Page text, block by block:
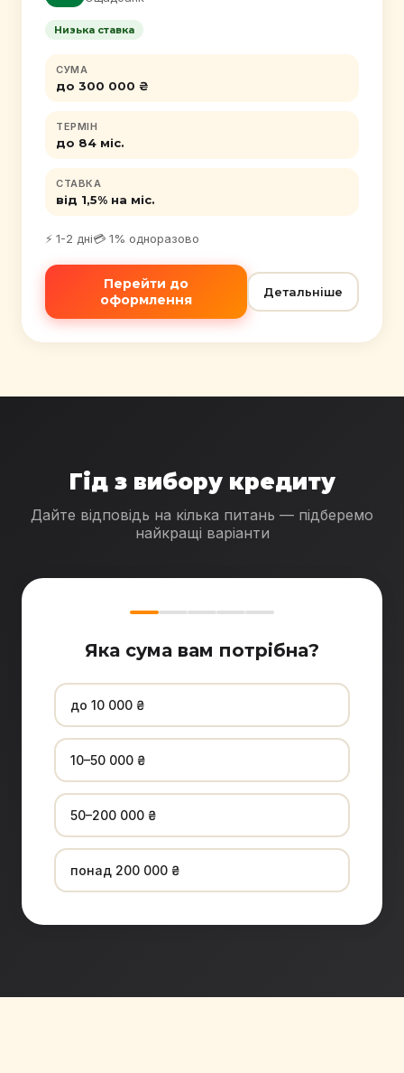
Низька ставка
СУМА
до 300 000 ₴
ТЕРМІН
до 84 міс.
СТАВКА
від 1,5% на міс.
⚡ 1-2 дні💳 1% одноразово
Перейти до
оформлення
Детальніше
Гід з вибору кредиту
Дайте відповідь на кілька питань — підберемо
найкращі варіанти
Яка сума вам потрібна?
до 10 000 ₴
10–50 000 ₴
50–200 000 ₴
понад 200 000 ₴